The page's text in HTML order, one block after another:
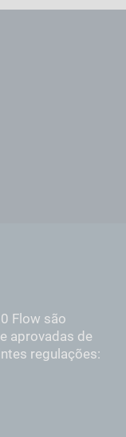
Flow são
aprovadas de
regulações: